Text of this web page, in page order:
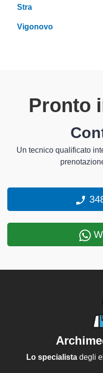
Stra
Vigonovo
Pronto
Un tecnico qualificato
Lo specialistadegli